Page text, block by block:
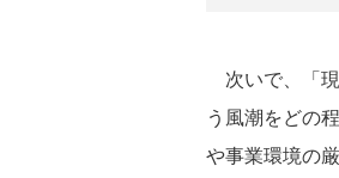
次いで、「
う風潮をどの
や事業環境の